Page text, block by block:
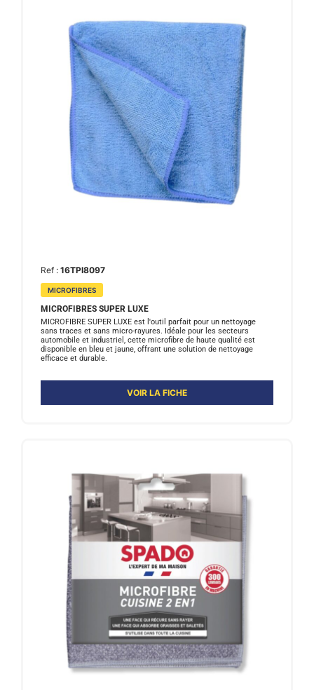
Ref : 16TPI8097
MICROFIBRES
MICROFIBRES SUPER LUXE
MICROFIBRE SUPER LUXE est l'outil parfait pour un nettoyage
sans traces et sans micro-rayures. Idéale pour les secteurs
automobile et industriel, cette microfibre de haute qualité est
disponible en bleu et jaune, offrant une solution de nettoyage
efficace et durable.
VOIR LA FICHE